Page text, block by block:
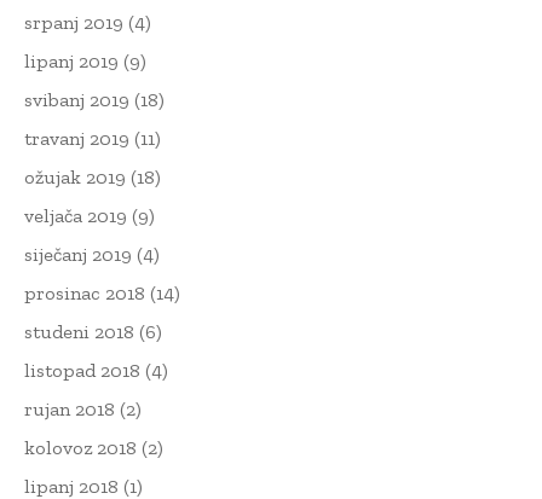
srpanj 2019 (4)
lipanj 2019 (9)
svibanj 2019 (18)
travanj 2019 (11)
ožujak 2019 (18)
veljača 2019 (9)
siječanj 2019 (4)
prosinac 2018 (14)
studeni 2018 (6)
listopad 2018 (4)
rujan 2018 (2)
kolovoz 2018 (2)
lipanj 2018 (1)